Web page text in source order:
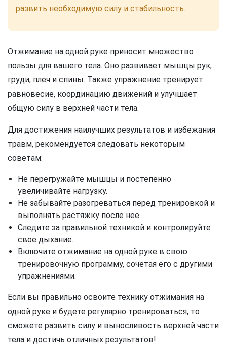
развить необходимую силу и стабильность.
Отжимание на одной руке приносит множество
пользы для вашего тела. Оно развивает мышцы рук,
груди, плеч и спины. Также упражнение тренирует
равновесие, координацию движений и улучшает
общую силу в верхней части тела.
Для достижения наилучших результатов и избежания
травм, рекомендуется следовать некоторым
советам:
Не перегружайте мышцы и постепенно
увеличивайте нагрузку.
Не забывайте разогреваться перед тренировкой и
выполнять растяжку после нее.
Следите за правильной техникой и контролируйте
свое дыхание.
Включите отжимание на одной руке в свою
тренировочную программу, сочетая его с другими
упражнениями.
Если вы правильно освоите технику отжимания на
одной руке и будете регулярно тренироваться, то
сможете развить силу и выносливость верхней части
тела и достичь отличных результатов!